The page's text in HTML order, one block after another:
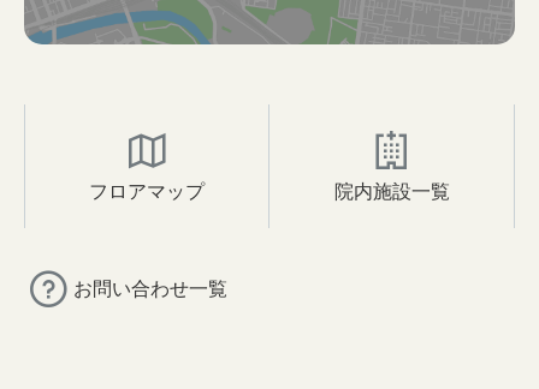
フロアマップ 院内施設一覧
お問い合わせ一覧